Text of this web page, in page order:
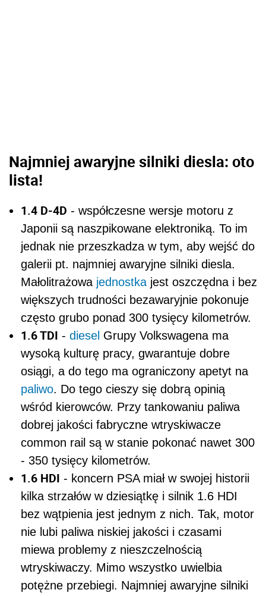
Najmniej awaryjne silniki diesla: oto
lista!
1.4 D-4D - współczesne wersje motoru z
Japonii są naszpikowane elektroniką. To im
jednak nie przeszkadza w tym, aby wejść do
galerii pt. najmniej awaryjne silniki diesla.
Małolitrażowa jednostka jest oszczędna i bez
większych trudności bezawaryjnie pokonuje
często grubo ponad 300 tysięcy kilometrów.
1.6 TDI - diesel Grupy Volkswagena ma
wysoką kulturę pracy, gwarantuje dobre
osiągi, a do tego ma ograniczony apetyt na
paliwo. Do tego cieszy się dobrą opinią
wśród kierowców. Przy tankowaniu paliwa
dobrej jakości fabryczne wtryskiwacze
common rail są w stanie pokonać nawet 300
- 350 tysięcy kilometrów.
1.6 HDI - koncern PSA miał w swojej historii
kilka strzałów w dziesiątkę i silnik 1.6 HDI
bez wątpienia jest jednym z nich. Tak, motor
nie lubi paliwa niskiej jakości i czasami
miewa problemy z nieszczelnością
wtryskiwaczy. Mimo wszystko uwielbia
potężne przebiegi. Najmniej awaryjne silniki